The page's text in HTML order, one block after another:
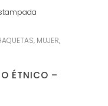
, MUJER,
ÉTNICO –